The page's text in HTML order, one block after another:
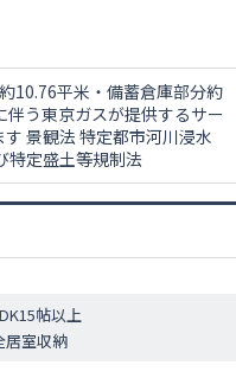
10.76平米・備蓄倉庫部分約
伴う東京ガスが提供するサー
景観法 特定都市河川浸水
特定盛土等規制法
帖以上
居室収納